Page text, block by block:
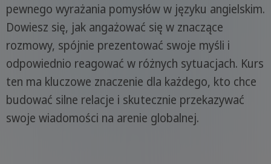
pewnego wyrażania pomysłów w języku angielskim.
Dowiesz się, jak angażować się w znaczące
rozmowy, spójnie prezentować swoje myśli i
odpowiednio reagować w różnych sytuacjach. Kurs
ten ma kluczowe znaczenie dla każdego, kto chce
budować silne relacje i skutecznie przekazywać
swoje wiadomości na arenie globalnej.